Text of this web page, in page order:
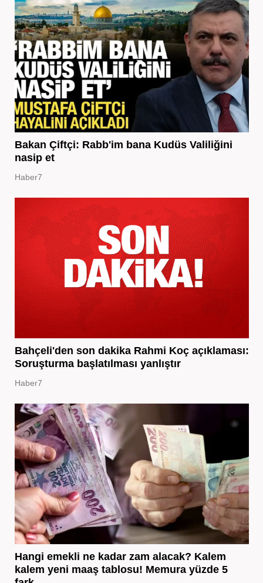
Bakan Çiftçi: Rabb'im bana Kudüs Valiliğini
nasip et
Haber7
Bahçeli'den son dakika Rahmi Koç açıklaması:
Soruşturma başlatılması yanlıştır
Haber7
Hangi emekli ne kadar zam alacak? Kalem
kalem yeni maaş tablosu! Memura yüzde 5